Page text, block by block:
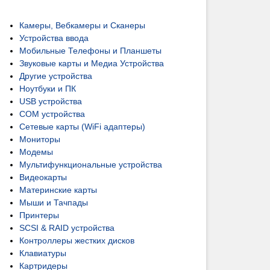
Камеры, Вебкамеры и Сканеры
Устройства ввода
Мобильные Телефоны и Планшеты
Звуковые карты и Медиа Устройства
Другие устройства
Ноутбуки и ПК
USB устройства
COM устройства
Сетевые карты (WiFi адаптеры)
Мониторы
Модемы
Мультифункциональные устройства
Видеокарты
Материнские карты
Мыши и Тачпады
Принтеры
SCSI & RAID устройства
Контроллеры жестких дисков
Клавиатуры
Картридеры